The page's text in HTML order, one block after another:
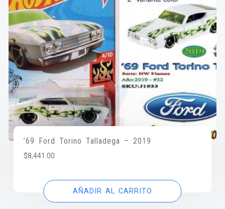
’69 Ford Torino Talladega – 2019
$8,441.00
AÑADIR AL CARRITO